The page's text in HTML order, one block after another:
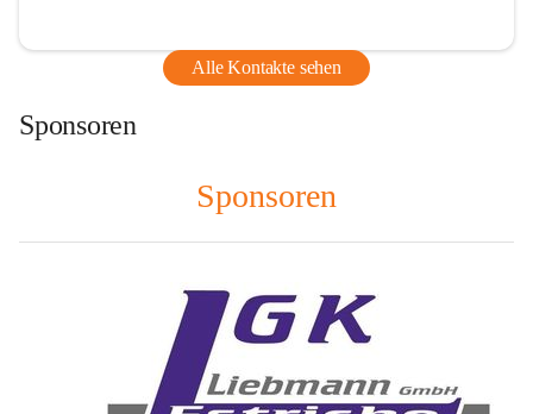
Alle Kontakte sehen
Sponsoren
Sponsoren